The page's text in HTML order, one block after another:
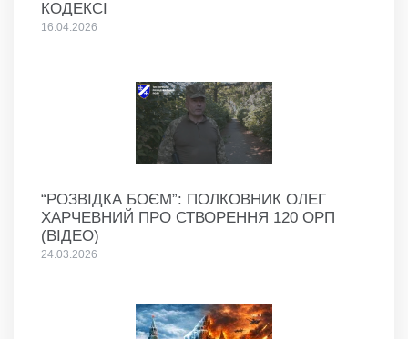
КОДЕКСІ
16.04.2026
“РОЗВІДКА БОЄМ”: ПОЛКОВНИК ОЛЕГ
ХАРЧЕВНИЙ ПРО СТВОРЕННЯ 120 ОРП
(ВІДЕО)
24.03.2026